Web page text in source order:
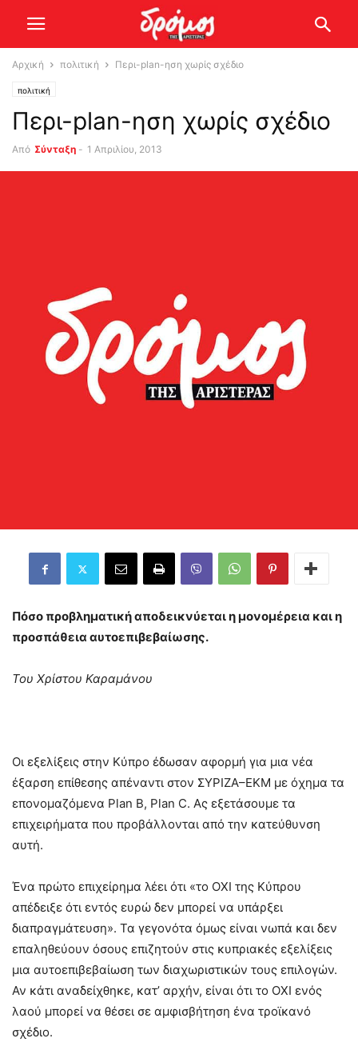
Αρχική πολιτική Περι-plan-ηση χωρίς σχέδιο
πολιτική
Περι-plan-ηση χωρίς σχέδιο
Από Σύνταξη - 1 Απριλίου, 2013
Πόσο προβληματική αποδεικνύεται η μονομέρεια και η
προσπάθεια αυτοεπιβεβαίωσης.
Του Χρίστου Καραμάνου
Οι εξελίξεις στην Κύπρο έδωσαν αφορμή για μια νέα
έξαρση επίθεσης απέναντι στον ΣΥΡΙΖΑ–ΕΚΜ με όχημα τα
επονομαζόμενα Plan B, Plan C. Ας εξετάσουμε τα
επιχειρήματα που προβάλλονται από την κατεύθυνση
αυτή.
Ένα πρώτο επιχείρημα λέει ότι «το ΟΧΙ της Κύπρου
απέδειξε ότι εντός ευρώ δεν μπορεί να υπάρξει
διαπραγμάτευση». Τα γεγονότα όμως είναι νωπά και δεν
επαληθεύουν όσους επιζητούν στις κυπριακές εξελίξεις
μια αυτοεπιβεβαίωση των διαχωριστικών τους επιλογών.
Αν κάτι αναδείχθηκε, κατ’ αρχήν, είναι ότι το ΟΧΙ ενός
λαού μπορεί να θέσει σε αμφισβήτηση ένα τροϊκανό
σχέδιο.